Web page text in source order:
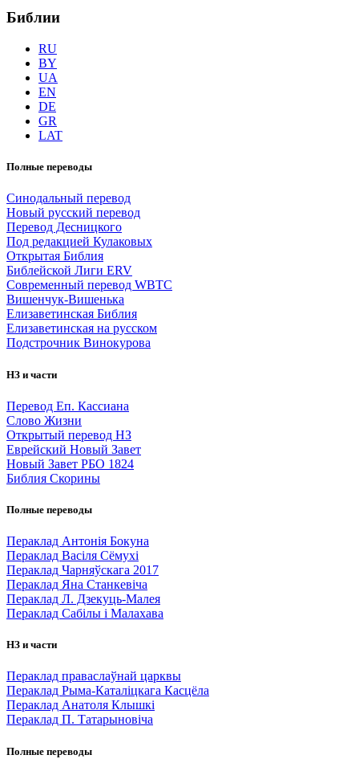
Библии
RU
BY
UA
EN
DE
GR
LAT
Полные переводы
Синодальный перевод
Новый русский перевод
Перевод Десницкого
Под редакцией Кулаковых
Открытая Библия
Библейской Лиги ERV
Cовременный перевод WBTC
Вишенчук-Вишенька
Елизаветинская Библия
Елизаветинская на русском
Подстрочник Винокурова
НЗ и части
Перевод Еп. Кассиана
Слово Жизни
Открытый перевод НЗ
Еврейский Новый Завет
Новый Завет РБО 1824
Библия Скорины
Полные переводы
Пераклад Антонія Бокуна
Пераклад Васіля Сёмухі
Пераклад Чарняўскага 2017
Пераклад Яна Станкевіча
Пераклад Л. Дзекуць-Малея
Пераклад Сабілы і Малахава
НЗ и части
Пераклад праваслаўнай царквы
Пераклад Рыма-Каталіцкага Касцёла
Пераклад Анатоля Клышкi
Пераклад П. Татарыновіча
Полные переводы